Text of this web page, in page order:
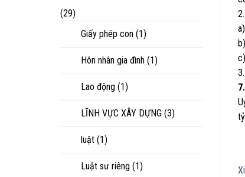
(29)
Giấy phép con (1)
Hôn nhân gia đình (1)
Lao động (1)
LĨNH VỰC XÂY DỰNG (3)
luật (1)
Luật sư riêng (1)